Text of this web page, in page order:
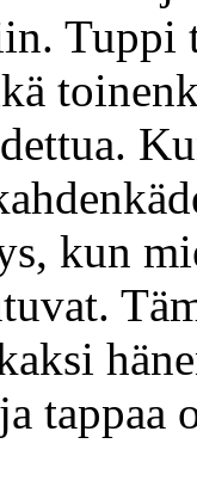
Tuppi
kun
tappaa